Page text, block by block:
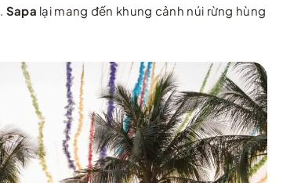
Sapa lại mang đến khung cảnh núi rừng hùng